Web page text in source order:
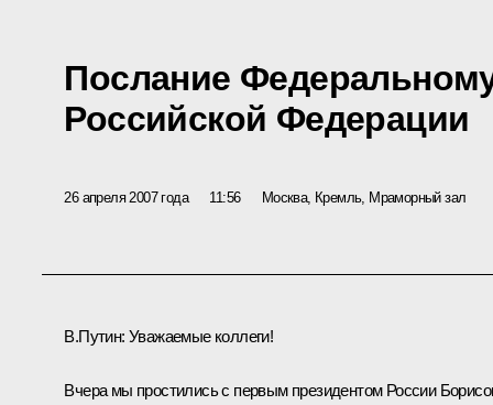
Послание
Российской Федерации
26 апреля 2007 года 11:56 Москва, Кремль, Мраморный зал
В.Путин: Уважаемые коллеги!
Вчера мы простились с первым президентом России